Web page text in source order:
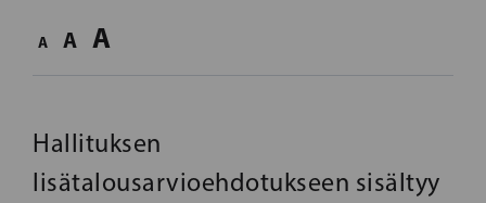
A A A
Hallituksen
lisätalousarvioehdotukseen sisältyy